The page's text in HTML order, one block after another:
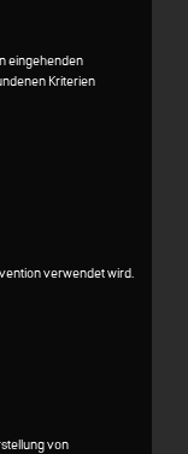
eingehenden
Kriterien
verwendet wird.
von